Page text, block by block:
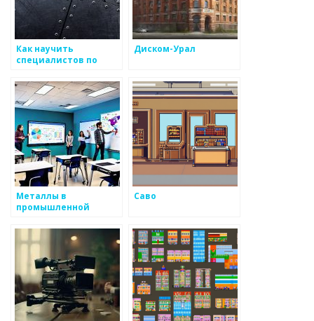
Как научить
специалистов по
работать с новыми
технологиями
Диском-Урал
Металлы в
промышленной
Саво